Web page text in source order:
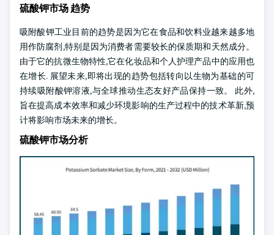
硫酸钾市场 趋势
吸附酸钾工业目前的趋势是因为它在食品和饮料业越来越多地
用作防腐剂,特别是因为消费者需要较长的保质期和天然成分。
由于它的抗微生物特性,它在化妆品和个人护理产品中的应用也
在增长. 展望未来,即将出现的趋势包括转向以生物为基础的可
持续吸附酸钾溶液,与全球推动生态友好产品保持一致。 此外,
旨在提高成本效率和减少环境影响的生产过程中的技术革新,预
计将影响市场未来的增长。
硫酸钾市场分析